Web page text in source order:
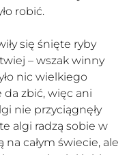
robić.
się śnięte ryby
– wszak winny
nic wielkiego
da zbić, więc ani
nie przyciągnęły
algi radzą sobie w
całym świecie, ale